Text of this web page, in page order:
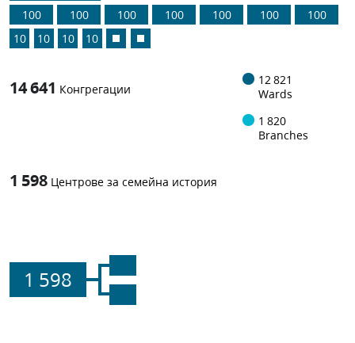
100
100 100 100 100 100
100
10
10 10 10
14 641 Конгрегации
12 821
Wards
1 820
Branches
1 598 Центрове за семейна история
1 598